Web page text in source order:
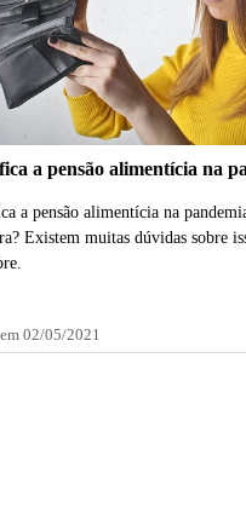
a pensão alimentícia na
a pensão alimentícia na
Existem muitas dúvidas sobre
02/05/2021